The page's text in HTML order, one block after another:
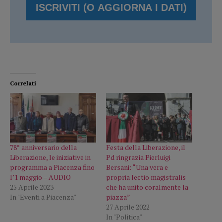
Correlati
78° anniversario della
Liberazione, le iniziative in
programma a Piacenza fino
l’1 maggio – AUDIO
25 Aprile 2023
In "Eventi a Piacenza"
Festa della Liberazione, il
Pd ringrazia Pierluigi
Bersani: “Una vera e
propria lectio magistralis
che ha unito coralmente la
piazza”
27 Aprile 2022
In "Politica"